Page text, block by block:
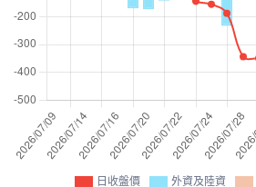
日收盤價 外資及陸資